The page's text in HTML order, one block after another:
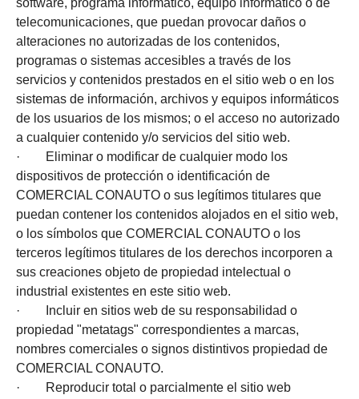
software, programa informático, equipo informático o de
telecomunicaciones, que puedan provocar daños o
alteraciones no autorizadas de los contenidos,
programas o sistemas accesibles a través de los
servicios y contenidos prestados en el sitio web o en los
sistemas de información, archivos y equipos informáticos
de los usuarios de los mismos; o el acceso no autorizado
a cualquier contenido y/o servicios del sitio web.
· Eliminar o modificar de cualquier modo los
dispositivos de protección o identificación de
COMERCIAL CONAUTO o sus legítimos titulares que
puedan contener los contenidos alojados en el sitio web,
o los símbolos que COMERCIAL CONAUTO o los
terceros legítimos titulares de los derechos incorporen a
sus creaciones objeto de propiedad intelectual o
industrial existentes en este sitio web.
· Incluir en sitios web de su responsabilidad o
propiedad "metatags" correspondientes a marcas,
nombres comerciales o signos distintivos propiedad de
COMERCIAL CONAUTO.
· Reproducir total o parcialmente el sitio web